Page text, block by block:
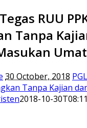
RUU
Tanpa
30 October, 2018
Tanpa Kajian
2018-10-